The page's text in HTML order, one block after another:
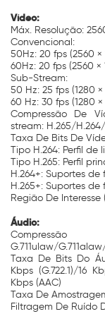
Vídeo:
Máx. Resolução:
Convencional:
50Hz: 20 fps (2560 ×
60Hz: 20 fps (2560 ×
Sub-Stream:
50 Hz: 25 fps (1280
60 Hz: 30 fps (1280
Compressão De
stream: H.265/
Taxa De Bits De
Tipo H.264: Perfil
Tipo H.265: Perfil
H.264+: Suportes
H.265+: Suportes
Região De
Áudio:
G.711ulaw/
Taxa De Bits Do
Kbps (G.722.1)/16
Kbps (AAC)
Taxa De
Filtragem De Ruído